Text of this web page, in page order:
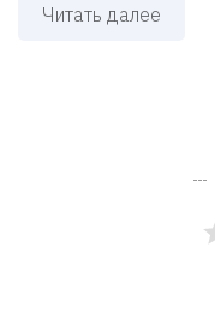
Читать далее